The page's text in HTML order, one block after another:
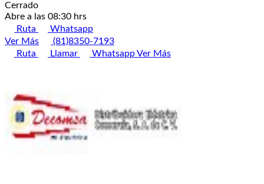
Cerrado
Abre a las 08:30 hrs
Ruta
Whatsapp
Ver Más
(81)8350-7193
Ruta
Llamar WhatsappVer Más